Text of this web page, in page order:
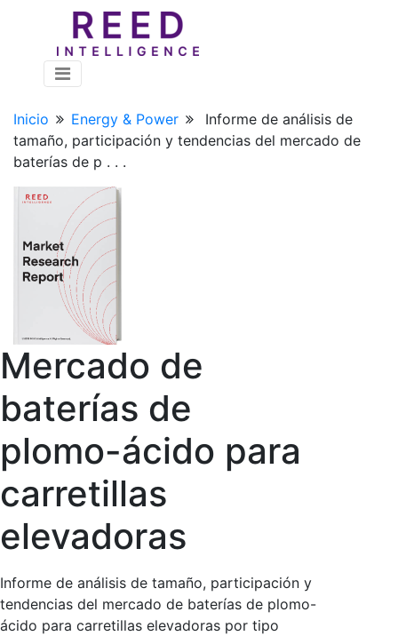
Inicio Energy & Power
Informe de análisis de
tamaño, participación y tendencias del mercado de
baterías de p . . .
Mercado de
baterías de
plomo-ácido para
carretillas
elevadoras
Informe de análisis de tamaño, participación y
tendencias del mercado de baterías de plomo-
ácido para carretillas elevadoras por tipo